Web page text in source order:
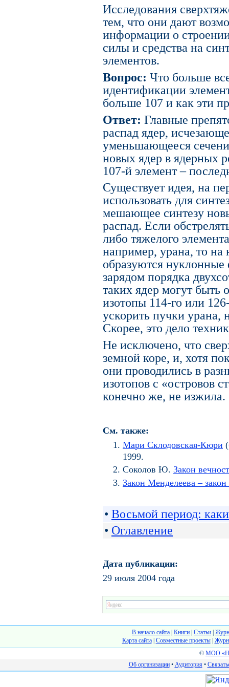
Исследования
тем, что они дают
информации о строении
силы и средства на
элементов.
Вопрос: Что больше
идентификации
больше 107 и как эти
Ответ: Главные
распад ядер,
уменьшающееся
новых ядер в ядерных
107-й элемент –
Существует идея, на
использовать для
мешающее синтезу
распад. Если
либо тяжелого
например, урана, то на
образуются
зарядом порядка
таких ядер могут быть
изотопы 114-го или
ускорить пучки урана,
Скорее, это дело
Не исключено, что
земной коре, и, хотя
они проводились в
изотопов с «островов
конечно же, не изжила.
См. также:
Мари Склодовская-Кюри
1999.
Соколов Ю. Закон
Закон Менделеева –
• Восьмой период:
• Оглавление
Дата публикации:
29 июля 2004 года
В начало сайта Книги Статьи
Карта сайта| Cовместные проекты|
© МОО
Об организации• Аудитория•